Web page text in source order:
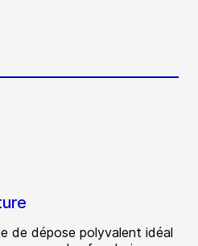
de dépose polyvalent idéal